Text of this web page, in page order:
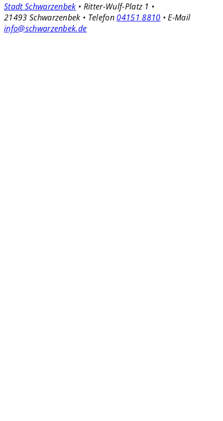
Stadt Schwarzenbek • Ritter-Wulf-Platz 1 •
21493 Schwarzenbek • Telefon 04151 8810 • E-Mail
info@schwarzenbek.de